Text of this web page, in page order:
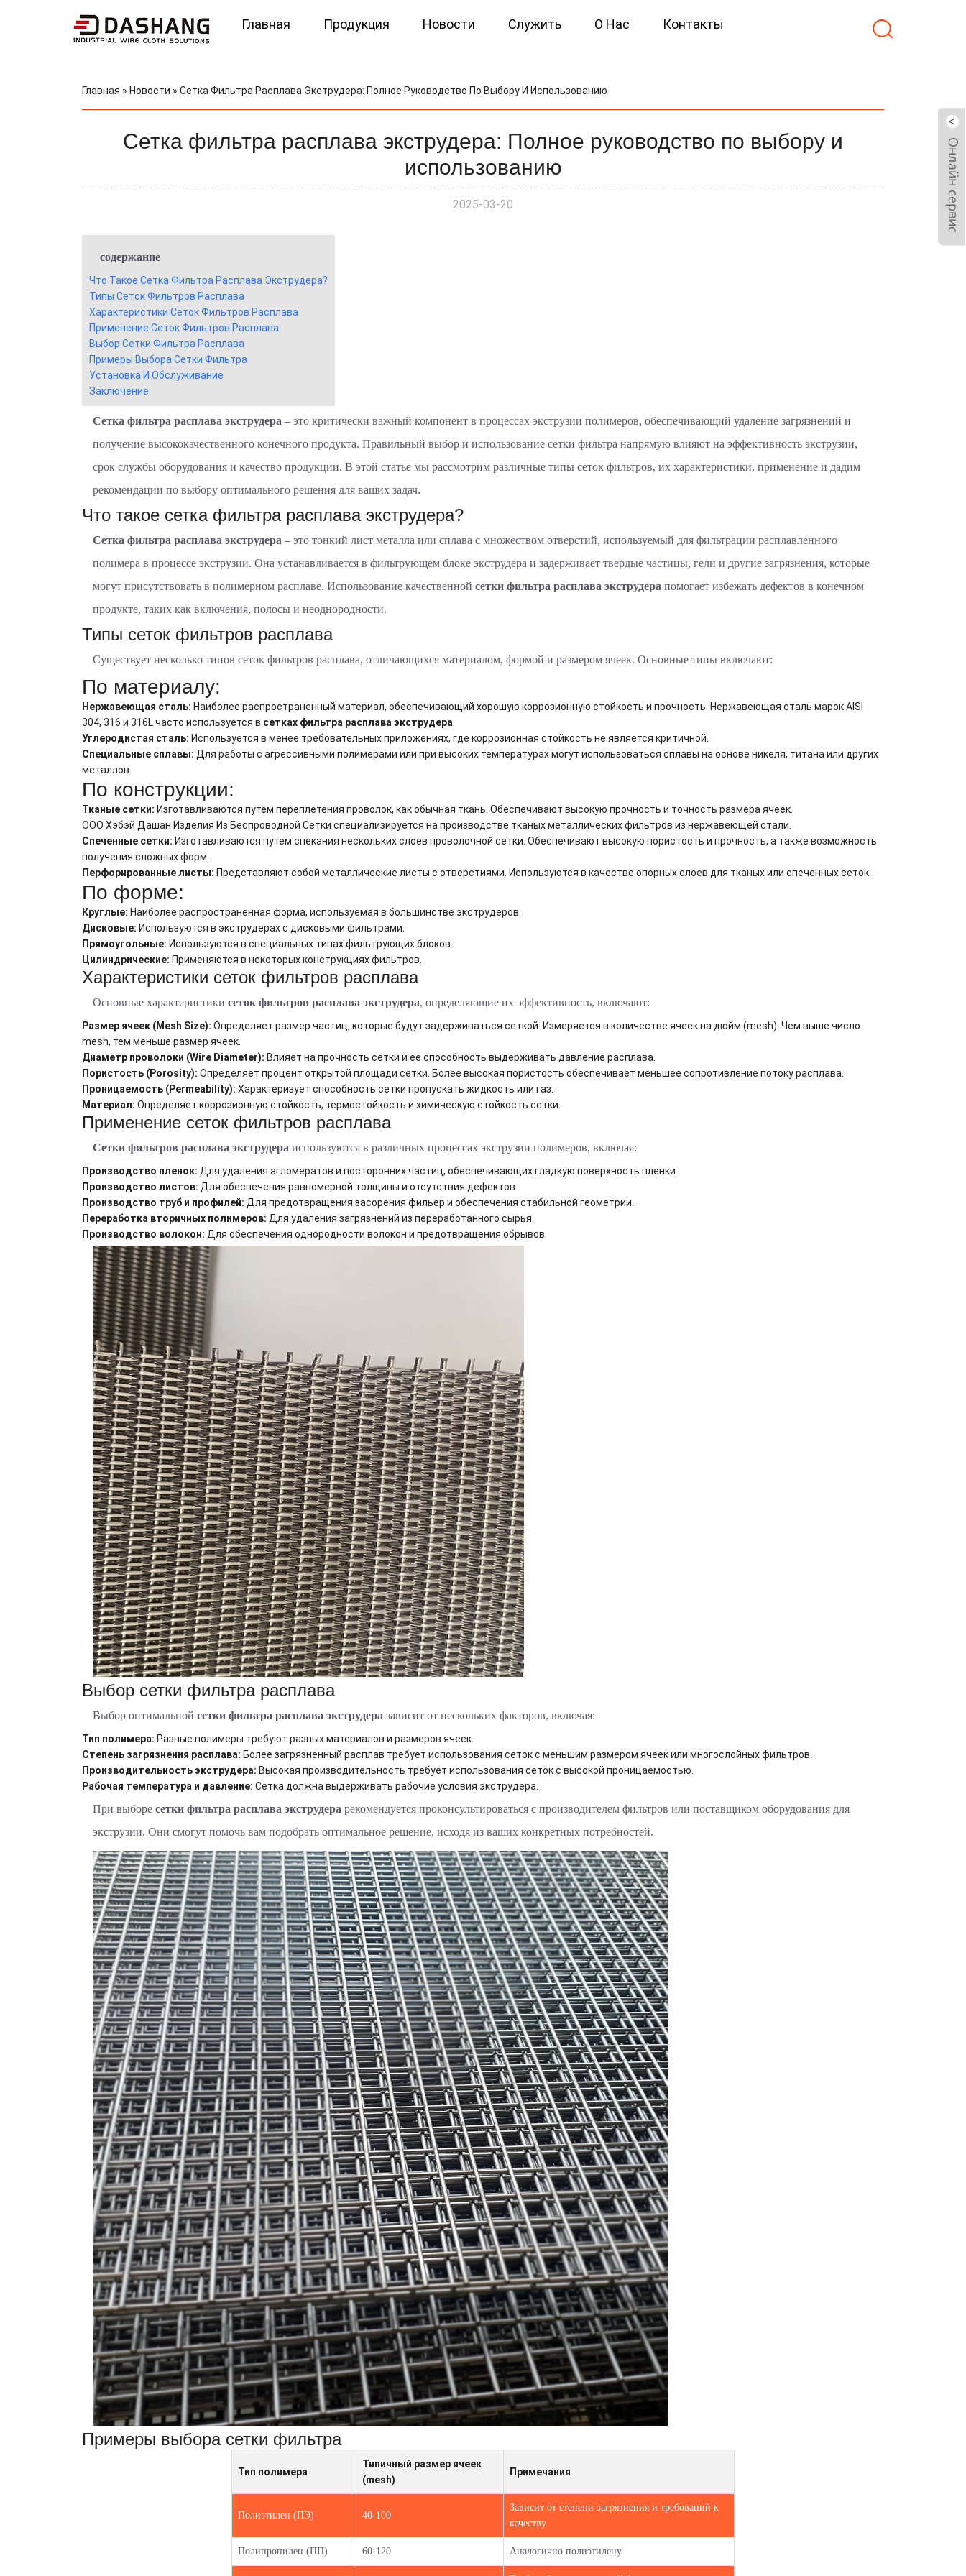
Главная Продукция Новости Служить О Нас Контакты
Главная » Новости » Сетка Фильтра Расплава Экструдера: Полное Руководство По Выбору И Использованию
Сетка фильтра расплава экструдера: Полное руководство по выбору и
использованию
2025-03-20
содержание
Что Такое Сетка Фильтра Расплава Экструдера?
Типы Сеток Фильтров Расплава
Характеристики Сеток Фильтров Расплава
Применение Сеток Фильтров Расплава
Выбор Сетки Фильтра Расплава
Примеры Выбора Сетки Фильтра
Установка И Обслуживание
Заключение
Сетка фильтра расплава экструдера – это критически важный компонент в процессах экструзии полимеров, обеспечивающий удаление загрязнений и
получение высококачественного конечного продукта. Правильный выбор и использование сетки фильтра напрямую влияют на эффективность экструзии,
срок службы оборудования и качество продукции. В этой статье мы рассмотрим различные типы сеток фильтров, их характеристики, применение и дадим
рекомендации по выбору оптимального решения для ваших задач.
Что такое сетка фильтра расплава экструдера?
Сетка фильтра расплава экструдера – это тонкий лист металла или сплава с множеством отверстий, используемый для фильтрации расплавленного
полимера в процессе экструзии. Она устанавливается в фильтрующем блоке экструдера и задерживает твердые частицы, гели и другие загрязнения, которые
могут присутствовать в полимерном расплаве. Использование качественной сетки фильтра расплава экструдера помогает избежать дефектов в конечном
продукте, таких как включения, полосы и неоднородности.
Типы сеток фильтров расплава
Существует несколько типов сеток фильтров расплава, отличающихся материалом, формой и размером ячеек. Основные типы включают:
По материалу:
Нержавеющая сталь: Наиболее распространенный материал, обеспечивающий хорошую коррозионную стойкость и прочность. Нержавеющая сталь марок AISI
304, 316 и 316L часто используется в сетках фильтра расплава экструдера
Углеродистая сталь: Используется в менее требовательных приложениях, где коррозионная стойкость не является критичной.
Специальные сплавы: Для работы с агрессивными полимерами или при высоких температурах могут использоваться сплавы на основе никеля, титана или других
металлов.
По конструкции:
Тканые сетки: Изготавливаются путем переплетения проволок, как обычная ткань. Обеспечивают высокую прочность и точность размера ячеек.
ООО Хэбэй Дашан Изделия Из Беспроводной Сетки специализируется на производстве тканых металлических фильтров из нержавеющей стали.
Спеченные сетки: Изготавливаются путем спекания нескольких слоев проволочной сетки. Обеспечивают высокую пористость и прочность, а также возможность
получения сложных форм.
Перфорированные листы: Представляют собой металлические листы с отверстиями. Используются в качестве опорных слоев для тканых или спеченных сеток.
По форме:
Круглые: Наиболее распространенная форма, используемая в большинстве экструдеров.
Дисковые: Используются в экструдерах с дисковыми фильтрами.
Прямоугольные: Используются в специальных типах фильтрующих блоков.
Цилиндрические: Применяются в некоторых конструкциях фильтров.
Характеристики сеток фильтров расплава
Основные характеристики сеток фильтров расплава экструдера, определяющие их эффективность, включают:
Размер ячеек (Mesh Size): Определяет размер частиц, которые будут задерживаться сеткой. Измеряется в количестве ячеек на дюйм (mesh). Чем выше число
mesh, тем меньше размер ячеек.
Диаметр проволоки (Wire Diameter): Влияет на прочность сетки и ее способность выдерживать давление расплава.
Пористость (Porosity): Определяет процент открытой площади сетки. Более высокая пористость обеспечивает меньшее сопротивление потоку расплава.
Проницаемость (Permeability): Характеризует способность сетки пропускать жидкость или газ.
Материал: Определяет коррозионную стойкость, термостойкость и химическую стойкость сетки.
Применение сеток фильтров расплава
Сетки фильтров расплава экструдера используются в различных процессах экструзии полимеров, включая:
Производство пленок: Для удаления агломератов и посторонних частиц, обеспечивающих гладкую поверхность пленки.
Производство листов: Для обеспечения равномерной толщины и отсутствия дефектов.
Производство труб и профилей: Для предотвращения засорения фильер и обеспечения стабильной геометрии.
Переработка вторичных полимеров: Для удаления загрязнений из переработанного сырья.
Производство волокон: Для обеспечения однородности волокон и предотвращения обрывов.
Выбор сетки фильтра расплава
Выбор оптимальной сетки фильтра расплава экструдера зависит от нескольких факторов, включая:
Тип полимера: Разные полимеры требуют разных материалов и размеров ячеек.
Степень загрязнения расплава: Более загрязненный расплав требует использования сеток с меньшим размером ячеек или многослойных фильтров.
Производительность экструдера: Высокая производительность требует использования сеток с высокой проницаемостью.
Рабочая температура и давление: Сетка должна выдерживать рабочие условия экструдера.
При выборе сетки фильтра расплава экструдера рекомендуется проконсультироваться с производителем фильтров или поставщиком оборудования для
экструзии. Они смогут помочь вам подобрать оптимальное решение, исходя из ваших конкретных потребностей.
Примеры выбора сетки фильтра
Тип полимера
Типичный размер ячеек
(mesh)
Примечания
Полиэтилен (ПЭ) 40-100
Зависит от степени загрязнения и требований к
качеству
Полипропилен (ПП) 60-120 Аналогично полиэтилену